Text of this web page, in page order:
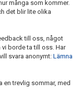
många som kommer.
det blir lite olika
till oss, något
borde ta till oss. Har
svara anonymt: Lämna
en trevlig sommar, med